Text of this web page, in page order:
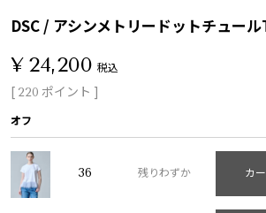
DSC / アシンメトリードットチュー
¥ 24,200 税込
[ 220 ポイント ]
オフ
36 残りわずか カ